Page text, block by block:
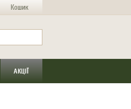
Кошик
АКЦІЇ